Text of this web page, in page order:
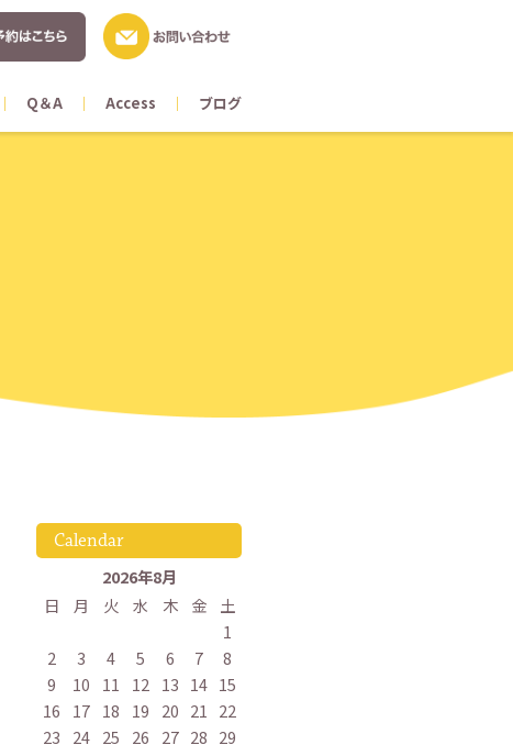
Q＆A Access ブログ
Calendar
2026年8月
日
月 火 水 木 金
土
1
2
3 4 5 6 7
8
9
10 11 12 13 14 15
16
17 18 19 20 21
22
23
24 25 26 27 28 29